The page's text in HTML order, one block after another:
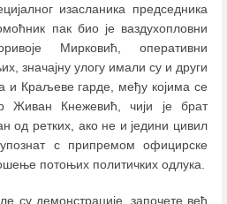
изасланика председника
пак био је ваздухопловни
Мирковић, оперативни
значајну улогу имали су и други
и Краљеве гарде, међу којима се
Живан Кнежевић, чији је брат
од ретких, ако не и једини цивил
с припремом официрске
потоњих политичких одлука.
су демонстрације, започете већ